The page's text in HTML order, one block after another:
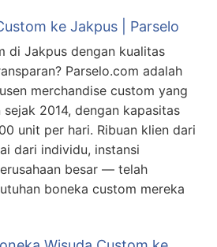
ke Jakpus | Parselo
di Jakpus dengan kualitas
Parselo.com adalah
merchandise custom yang
2014, dengan kapasitas
unit per hari. Ribuan klien dari
dari individu, instansi
besar — telah
boneka custom mereka